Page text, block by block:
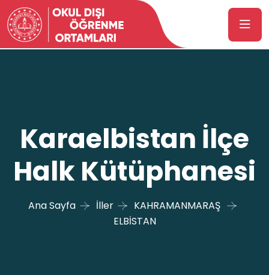
Karaelbistan İlçe
Halk Kütüphanesi
Ana Sayfa İller
KAHRAMANMARAŞ
ELBİSTAN